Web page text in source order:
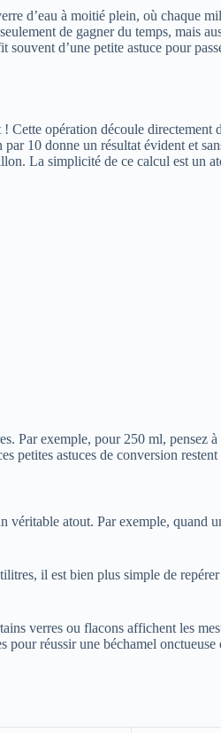
d’eau à moitié plein, où chaque
de gagner du temps, mais
d’une petite astuce pour
Cette opération découle directement
10 donne un résultat évident et
La simplicité de ce calcul est un
Par exemple, pour 250 ml, pensez
petites astuces de conversion
véritable atout. Par exemple, quand
il est bien plus simple de repérer
verres ou flacons affichent les
réussir une béchamel